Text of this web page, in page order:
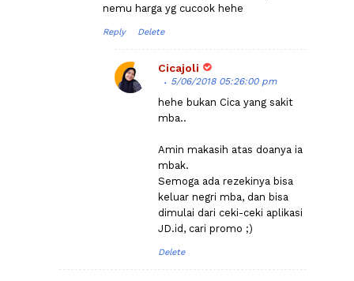
nemu harga yg cucook hehe
Reply Delete
Cicajoli
5/06/2018 05:26:00 pm
hehe bukan Cica yang sakit
mba..
Amin makasih atas doanya ia
mbak.
Semoga ada rezekinya bisa
keluar negri mba, dan bisa
dimulai dari ceki-ceki aplikasi
JD.id, cari promo ;)
Delete